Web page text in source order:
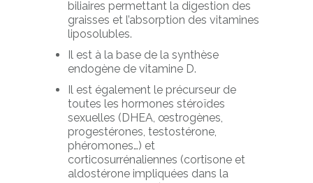
biliaires permettant la digestion des
graisses et l’absorption des vitamines
liposolubles.
Il est à la base de la synthèse
endogène de vitamine D.
Il est également le précurseur de
toutes les hormones stéroïdes
sexuelles (DHEA, œstrogènes,
progestérones, testostérone,
phéromones…) et
corticosurrénaliennes (cortisone et
aldostérone impliquées dans la